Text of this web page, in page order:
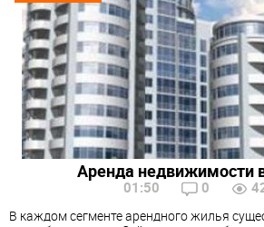
Аренда недвижимости
01:50 0
В каждом сегменте арендного жилья